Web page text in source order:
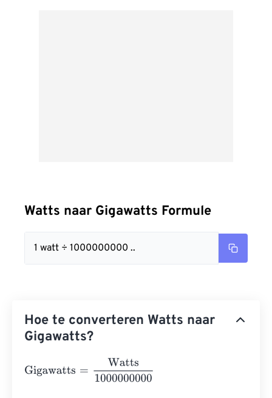
Watts naar Gigawatts Formule
1 watt ÷ 1000000000 ..
Hoe te converteren Watts naar
Gigawatts?
Gigawatts = 1000000000